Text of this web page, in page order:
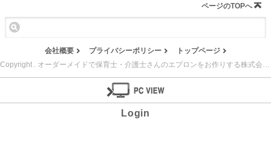
ページのTOPへ
会社概要 プライバシーポリシー
トップページ
Copyright . オーダーメイドで保育士・介護士さんのエプロンをお作りする株式会社 ナカノ縫製. All Rights Reserved.
Login